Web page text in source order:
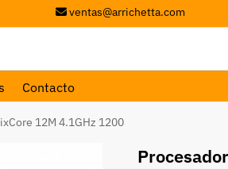
ventas@arrichetta.com
Contacto
12M 4.1GHz 1200